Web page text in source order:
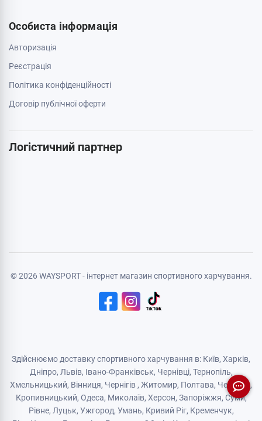
063 789 66 52
Додатково
Акції
Бренди
Карта сайту
Договір публічної оферти
Логістичний партнер